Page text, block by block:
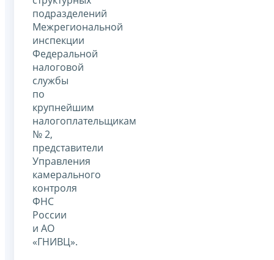
подразделений
Межрегиональной
инспекции
Федеральной
налоговой
службы
по
крупнейшим
налогоплательщикам
№ 2,
представители
Управления
камерального
контроля
ФНС
России
и АО
«ГНИВЦ».